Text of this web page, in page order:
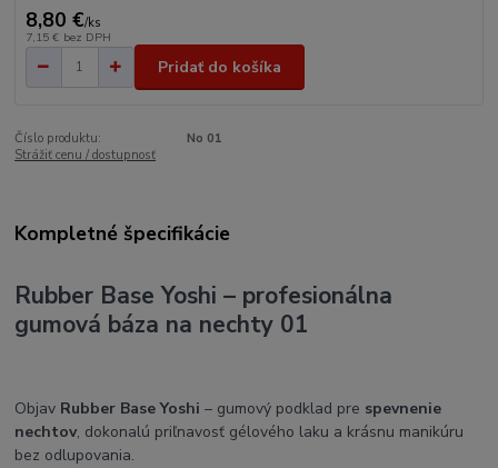
8,80 €/ks
7,15 € bez DPH
Pridať do košíka
Číslo produktu:
No 01
Strážiť cenu / dostupnosť
Kompletné špecifikácie
Rubber Base Yoshi – profesionálna
gumová báza na nechty 01
Objav Rubber Base Yoshi – gumový podklad pre spevnenie
nechtov, dokonalú priľnavosť gélového laku a krásnu manikúru
bez odlupovania.